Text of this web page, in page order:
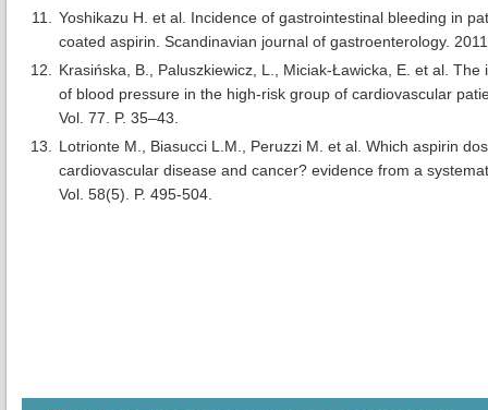
Yoshikazu H. et al. Incidence of gastrointestinal bleeding in
coated aspirin. Scandinavian journal of gastroenterology.
Krasińska, B., Paluszkiewicz, L., Miciak-Ławicka, E. et al.
of blood pressure in the high-risk group of cardiovascular
Vol. 77. P. 35–43.
Lotrionte M., Biasucci L.M., Peruzzi M. et al. Which aspirin
cardiovascular disease and cancer? evidence from a
Vol. 58(5). P. 495-504.